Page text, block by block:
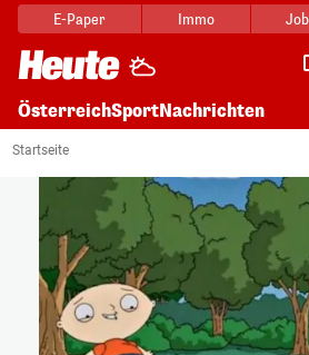
E-Paper Immo
ÖsterreichSportNachrichten
Startseite